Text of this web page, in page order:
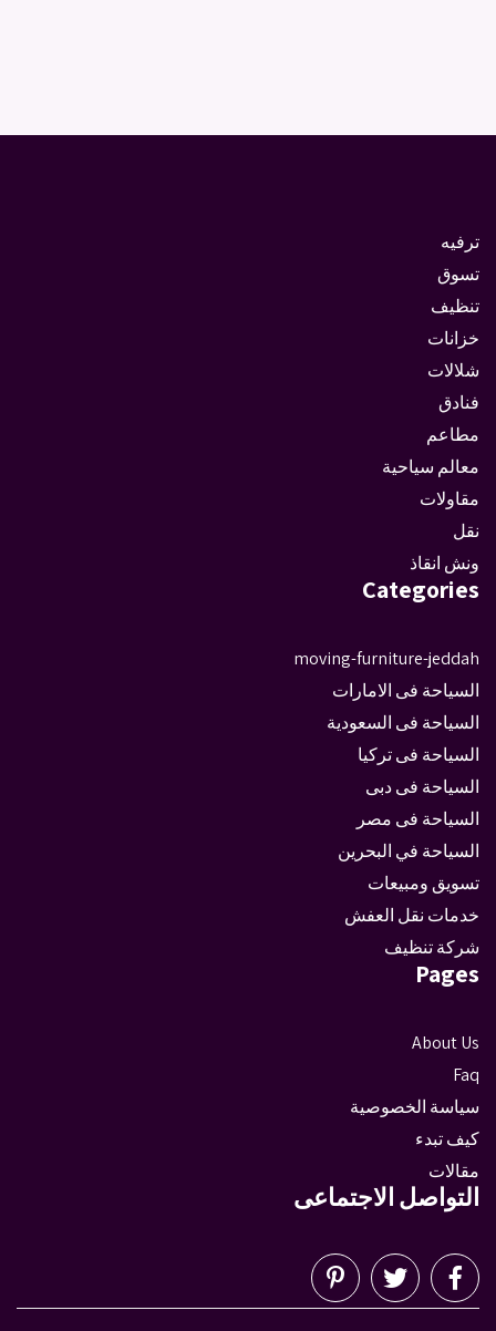
ترفيه
تسوق
تنظيف
خزانات
شلالات
فنادق
مطاعم
معالم سياحية
مقاولات
نقل
ونش انقاذ
Categories
moving-furniture-jeddah
السياحة فى الامارات
السياحة فى السعودية
السياحة فى تركيا
السياحة فى دبى
السياحة فى مصر
السياحة في البحرين
تسويق ومبيعات
خدمات نقل العفش
شركة تنظيف
Pages
About Us
Faq
سياسة الخصوصية
كيف تبدء
مقالات
التواصل الاجتماعى